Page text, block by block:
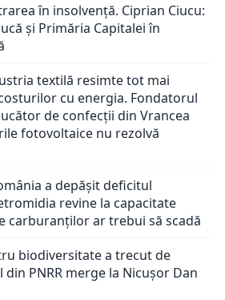
în insolvență. Ciprian Ciucu:
și Primăria Capitalei în
textilă resimte tot mai
cu energia. Fondatorul
de confecții din Vrancea
fotovoltaice nu rezolvă
a depășit deficitul
revine la capacitate
carburanților ar trebui să scadă
biodiversitate a trecut de
PNRR merge la Nicușor Dan